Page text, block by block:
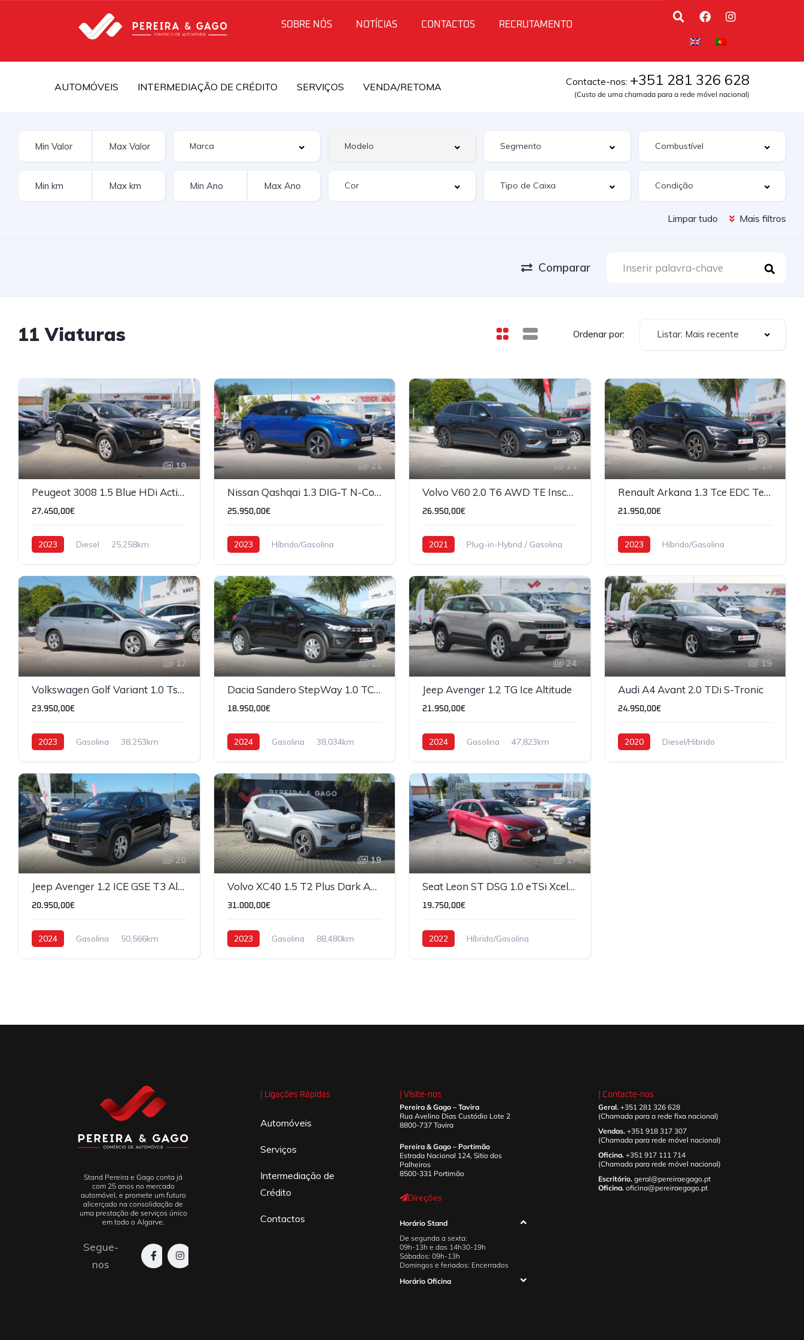
SOBRE NÓS NOTÍCIAS CONTACTOS RECRUTAMENTO
AUTOMÓVEIS INTERMEDIAÇÃO DE CRÉDITO SERVIÇOS VENDA/RETOMA Contacte-nos: +351 281 326 628
(Custo de uma chamada para a rede móvel nacional)
Limpar tudo Mais filtros
Comparar
11 Viaturas Ordenar por: Listar: Mais recente
19
Peugeot 3008 1.5 Blue HDi Active Pack
27.450,00€
2023 Diesel 25,258km
21
Nissan Qashqai 1.3 DIG-T N-Connecta
25.950,00€
2023
Híbrido/Gasolina
21
Volvo V60 2.0 T6 AWD TE Inscription Express
26.950,00€
2021
Plug-in-Hybrid / Gasolina
19
Renault Arkana 1.3 Tce EDC Techno Automático
21.950,00€
2023
Híbrido/Gasolina
17
Volkswagen Golf Variant 1.0 Tsi Life
23.950,00€
2023 Gasolina 38,253km
15
Dacia Sandero StepWay 1.0 TCe Expression
18.950,00€
2024 Gasolina 38,034km
24
Jeep Avenger 1.2 TG Ice Altitude
21.950,00€
2024 Gasolina 47,823km
19
Audi A4 Avant 2.0 TDi S-Tronic
24.950,00€
2020
Diesel/Hibrido
20
Jeep Avenger 1.2 ICE GSE T3 Altitude
20.950,00€
2024 Gasolina 50,566km
19
Volvo XC40 1.5 T2 Plus Dark Auto
31.000,00€
2023 Gasolina 88,480km
17
Seat Leon ST DSG 1.0 eTSi Xcellence
19.750,00€
2022
Híbrido/Gasolina
Stand Pereira e Gago conta já
com 25 anos no mercado
automóvel, e promete um futuro
alicerçado na consolidação de
uma prestação de serviços único
em todo o Algarve.
Segue-
nos
| Ligações Rápidas
Automóveis
Serviços
Intermediação de
Crédito
Contactos
| Visite-nos
Pereira & Gago – Tavira
Rua Avelino Dias Custódio Lote 2
8800-737 Tavira
Pereira & Gago – Portimão
Estrada Nacional 124, Sitio dos
Palheiros
8500-331 Portimão
Direções
Horário Stand
De segunda a sexta:
09h-13h e das 14h30-19h
Sábados: 09h-13h
Domingos e feriados: Encerrados
Horário Oficina
| Contacte-nos
Geral. +351 281 326 628
(Chamada para a rede fixa nacional)
Vendas. +351 918 317 307
(Chamada para rede móvel nacional)
Oficina. +351 917 111 714
(Chamada para rede móvel nacional)
Escritório. geral@pereiraegago.pt
Oficina. oficina@pereiraegago.pt